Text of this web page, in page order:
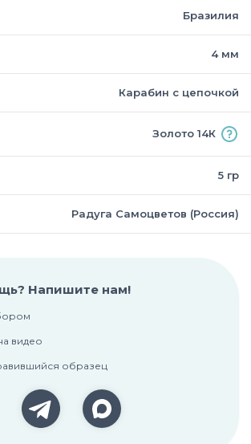
Бразилия
4 мм
Карабин с цепочкой
Золото 14К
5 гр
Радуга Самоцветов (Россия)
Напишите нам!
видео
образец